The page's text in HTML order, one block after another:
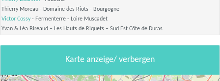
Thierry Moreau - Domaine des Riots - Bourgogne
Victor Cossy- Fermenterre - Loire Muscadet
Yvan & Léa Bireaud – Les Hauts de Riquets – Sud Est Côte de Duras
Karte anzeige/ verbergen